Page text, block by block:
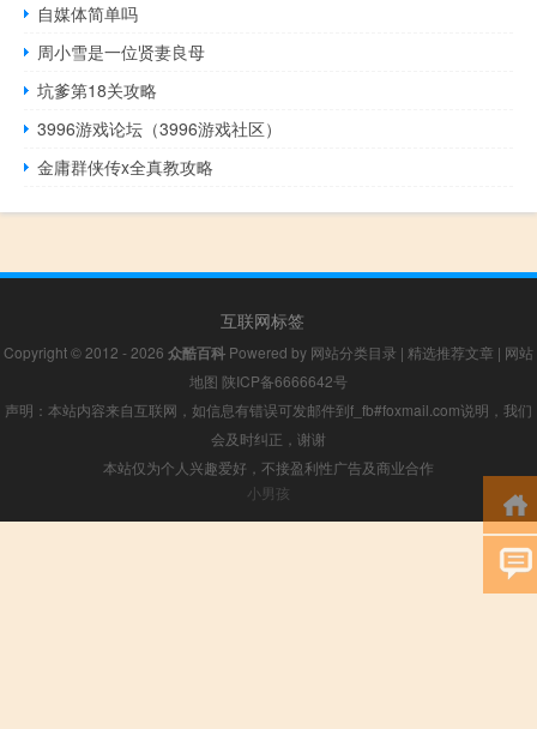
自媒体简单吗
周小雪是一位贤妻良母
坑爹第18关攻略
3996游戏论坛（3996游戏社区）
金庸群侠传x全真教攻略
互联网标签
Copyright © 2012 - 2026 众酷百科 Powered by 网站分类目录 | 精选推荐文章 | 网站
地图 陕ICP备6666642号
声明：本站内容来自互联网，如信息有错误可发邮件到f_fb#foxmail.com说明，我们
会及时纠正，谢谢
本站仅为个人兴趣爱好，不接盈利性广告及商业合作
小男孩